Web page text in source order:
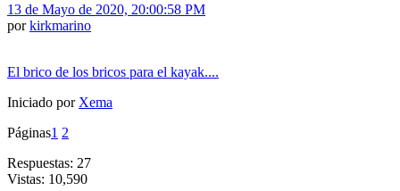
13 de Mayo de 2020, 20:00:58 PM
porkirkmarino
El brico de los bricos para el kayak....
Iniciado por Xema
Páginas1 2
Respuestas: 27
Vistas: 10,590